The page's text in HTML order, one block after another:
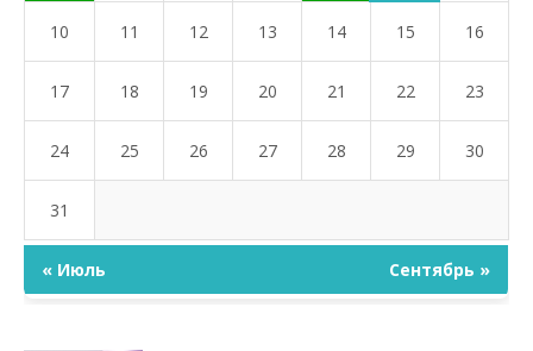
10 11 12 13 14 15 16
17 18 19 20 21 22 23
24 25 26 27 28 29 30
31
« Июль Сентябрь »